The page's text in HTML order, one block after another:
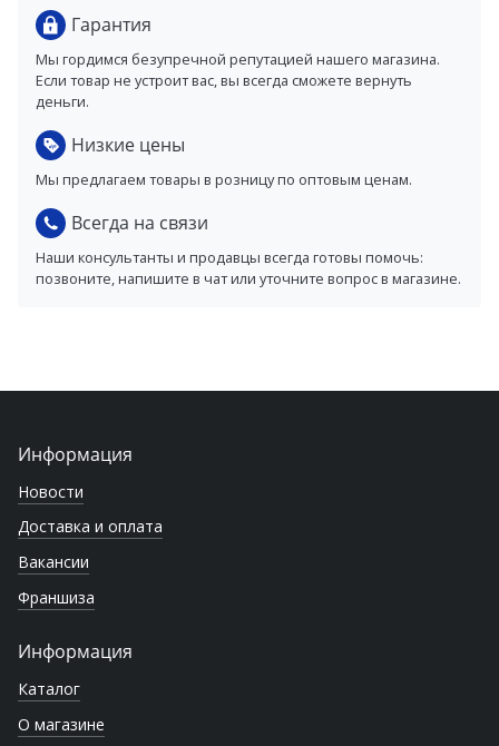
Гарантия
Мы гордимся безупречной репутацией нашего магазина.
Если товар не устроит вас, вы всегда сможете вернуть
деньги.
Низкие цены
Мы предлагаем товары в розницу по оптовым ценам.
Всегда на связи
Наши консультанты и продавцы всегда готовы помочь:
позвоните, напишите в чат или уточните вопрос в магазине.
Информация
Новости
Доставка и оплата
Вакансии
Франшиза
Информация
Каталог
О магазине